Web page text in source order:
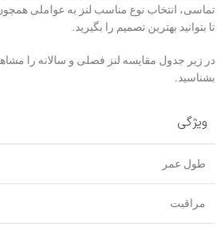
تماسی، انتخاب نوع مناسب لنز به عواملی
تا بتوانید بهترین تصمیم را بگیرید.
در زیر جدول مقایسه لنز فصلی و سالانه را
بشناسید.
ویژگی
طول عمر
مراقبت